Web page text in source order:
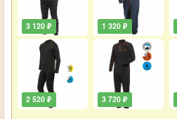
3 120 ₽
2 520 ₽
1 320 ₽
3 720 ₽